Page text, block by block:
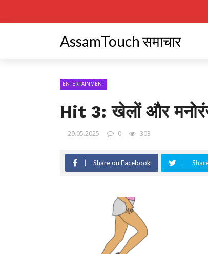
AssamTouch समाचार
ENTERTAINMENT
Hit 3: खेलों और
29.05.2025 0 303
Share on Facebook